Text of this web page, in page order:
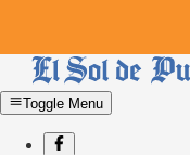
Toggle Menu